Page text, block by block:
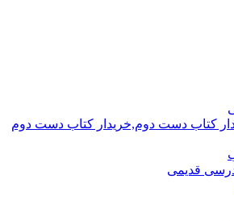
کتاب دست دوم,خریدار کتاب دست دوم
درسی قدیمی